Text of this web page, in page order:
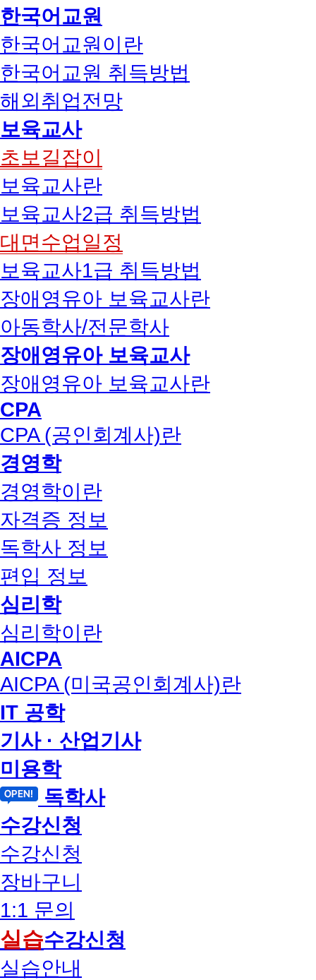
한국어교원
한국어교원이란
한국어교원 취득방법
해외취업전망
보육교사
초보길잡이
보육교사란
보육교사2급 취득방법
대면수업일정
보육교사1급 취득방법
장애영유아 보육교사란
아동학사/전문학사
장애영유아 보육교사
장애영유아 보육교사란
CPA
CPA (공인회계사)란
경영학
경영학이란
자격증 정보
독학사 정보
편입 정보
심리학
심리학이란
AICPA
AICPA (미국공인회계사)란
IT 공학
기사 · 산업기사
미용학
독학사
수강신청
수강신청
장바구니
1:1 문의
실습수강신청
실습안내